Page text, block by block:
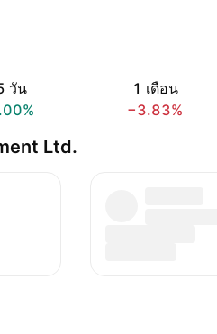
วัน
1 เดือน
−3.83%
Ltd.